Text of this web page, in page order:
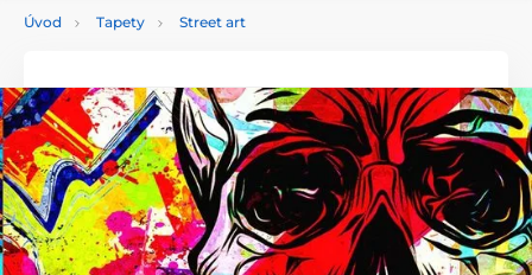
Úvod Tapety Street art